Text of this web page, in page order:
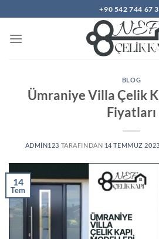
atla
+90 542 744 67
BLOG
Ümraniye Villa Çelik
Fiyatları
ADMIN123 TARAFINDAN 14 TEMMUZ 2023
14
Tem